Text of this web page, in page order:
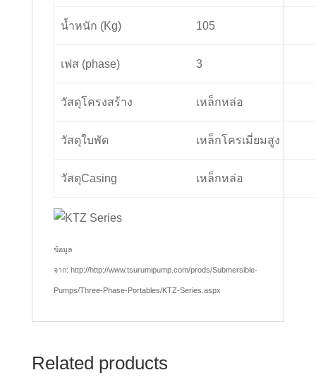
น้ำหนัก (Kg) 105
เฟส (phase) 3
วัสดุโครงสร้าง เหล็กหล่อ
วัสดุใบพัด เหล็กโครเมี่ยมสูง
วัสดุCasing เหล็กหล่อ
ข้อมูล
จาก: http://http://www.tsurumipump.com/prods/Submersible-
Pumps/Three-Phase-Portables/KTZ-Series.aspx
Related products